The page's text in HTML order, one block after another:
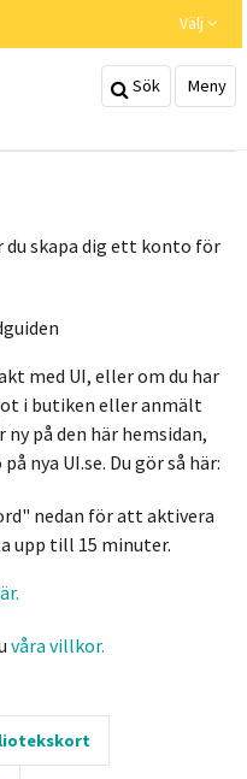
Välj
Sök Meny
du skapa dig ett konto för
med UI, eller om du har
i butiken eller anmält
på den här hemsidan,
nya UI.se. Du gör så här:
nedan för att aktivera
upp till 15 minuter.
våra villkor.